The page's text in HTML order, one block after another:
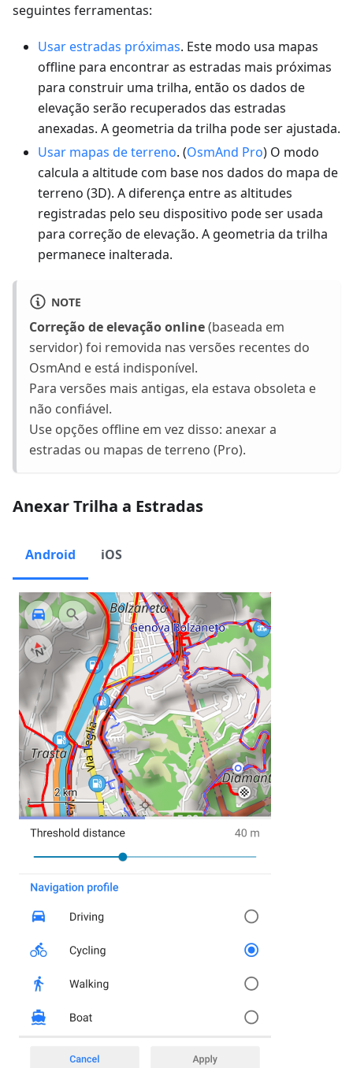
seguintes ferramentas:
Usar estradas próximas. Este modo usa mapas
offline para encontrar as estradas mais próximas
para construir uma trilha, então os dados de
elevação serão recuperados das estradas
anexadas. A geometria da trilha pode ser ajustada.
Usar mapas de terreno. (OsmAnd Pro) O modo
calcula a altitude com base nos dados do mapa de
terreno (3D). A diferença entre as altitudes
registradas pelo seu dispositivo pode ser usada
para correção de elevação. A geometria da trilha
permanece inalterada.
NOTE
Correção de elevação online(baseada em
servidor) foi removida nas versões recentes do
OsmAnd e está indisponível.
Para versões mais antigas, ela estava obsoleta e
não confiável.
Use opções offline em vez disso: anexar a
estradas ou mapas de terreno (Pro).
Anexar Trilha a Estradas
Android iOS